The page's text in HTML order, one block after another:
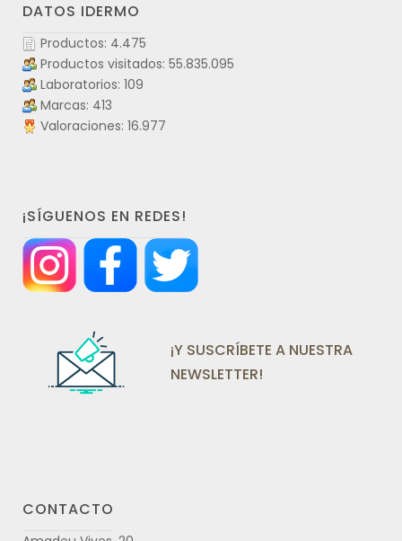
DATOS IDERMO
Productos: 4.475
Productos visitados: 55.835.095
Laboratorios: 109
Marcas: 413
Valoraciones: 16.977
¡SÍGUENOS EN REDES!
¡Y SUSCRÍBETE A NUESTRA
NEWSLETTER!
CONTACTO